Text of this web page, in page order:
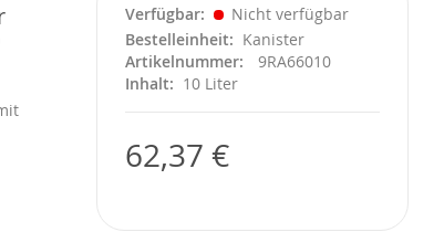
Verfügbar
Nicht verfügbar
Bestelleinheit
Kanister
Artikelnummer
9RA66010
Inhalt
10 Liter
62,37 €